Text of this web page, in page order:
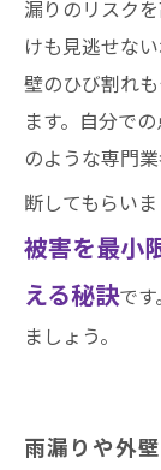
漏りのリスク
けも見逃せな
壁のひび割れ
ます。自分で
のような専門
断してもらいま
被害を最小
える秘訣で
ましょう。
雨漏りや外